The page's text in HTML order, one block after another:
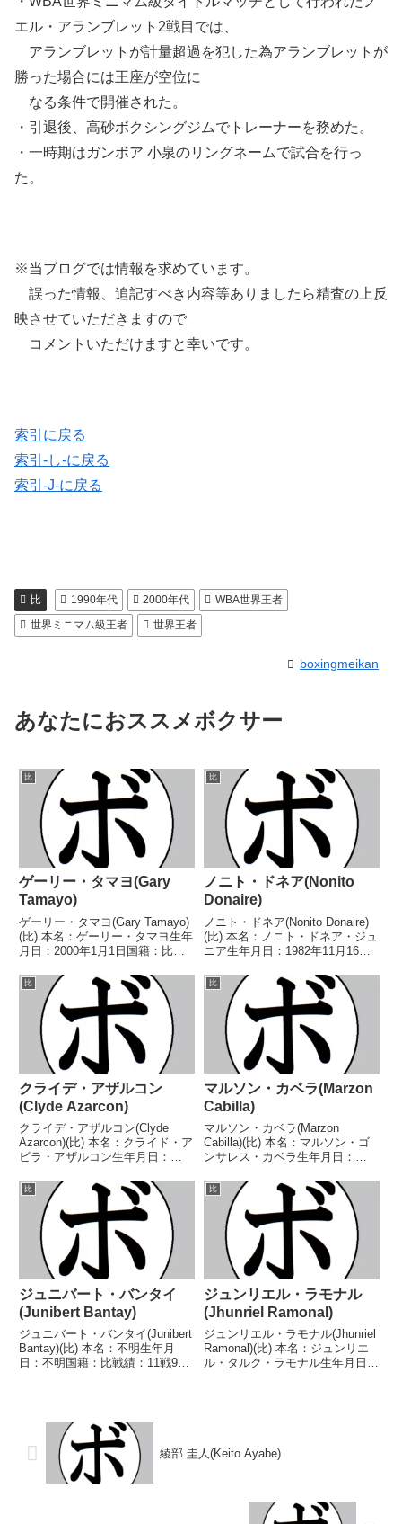
エル・アランブレット2戦目では、
アランブレットが計量超過を犯した為アランブレットが
勝った場合には王座が空位に
なる条件で開催された。
・引退後、高砂ボクシングジムでトレーナーを務めた。
・一時期はガンボア 小泉のリングネームで試合を行っ
た。
※当ブログでは情報を求めています。
誤った情報、追記すべき内容等ありましたら精査の上反
映させていただきますので
コメントいただけますと幸いです。
索引に戻る
索引-し-に戻る
索引-J-に戻る
比 1990年代 2000年代
WBA世界王者
世界ミニマム級王者
世界王者
boxingmeikan
あなたにおススメボクサー
比
ゲーリー・タマヨ(Gary
Tamayo)
ゲーリー・タマヨ(Gary Tamayo)
(比) 本名：ゲーリー・タマヨ生年
月日：2000年1月1日国籍：比戦
得タイトル】なし 【戦歴】
2018/11/06 ○3RKO MJ・ウド
ゥナ(比)2018/...
比
ノニト・ドネア(Nonito
Donaire)
ノニト・ドネア(Nonito Donaire)
(比) 本名：ノニト・ドネア・ジュ
ニア生年月日：1982年11月16日
(28KO)10敗 【獲得タイトル】初
代WBOアジアパシフィックフラ
イ級王座NABF北米スーパーフ...
比
クライデ・アザルコン
(Clyde Azarcon)
クライデ・アザルコン(Clyde
Azarcon)(比) 本名：クライド・ア
ビラ・アザルコン生年月日：
38戦17勝(6KO)20敗1分 【獲得タ
イトル】比国-ビサヤ諸島ミニマ
ム級王座PBF比国ミニマム級王...
比
マルソン・カベラ(Marzon
Cabilla)
マルソン・カベラ(Marzon
Cabilla)(比) 本名：マルソン・ゴ
ンサレス・カベラ生年月日：
戦18勝(6KO)23敗1分 【獲得タイ
トル】なし 【戦歴】
2010/04/17 ●4R判定 0-2(...
比
ジュニバート・バンタイ
(Junibert Bantay)
ジュニバート・バンタイ(Junibert
Bantay)(比) 本名：不明生年月
日：不明国籍：比戦績：11戦9勝
2023/10/09 ○3RTKO ジュ...
比
ジュンリエル・ラモナル
(Jhunriel Ramonal)
ジュンリエル・ラモナル(Jhunriel
Ramonal)(比) 本名：ジュンリエ
ル・タルク・ラモナル生年月日：
綾部 圭人(Keito Ayabe)